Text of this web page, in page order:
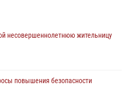
качество предоставления
троих юных путешественников из
несовершеннолетнюю жительницу
повышения безопасности